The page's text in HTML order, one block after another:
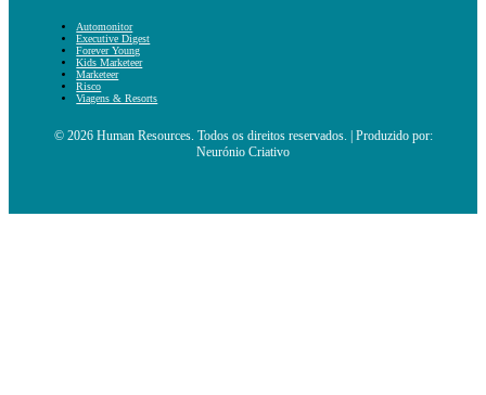
Automonitor
Executive Digest
Forever Young
Kids Marketeer
Marketeer
Risco
Viagens & Resorts
© 2026 Human Resources. Todos os direitos reservados. | Produzido por:
Neurónio Criativo